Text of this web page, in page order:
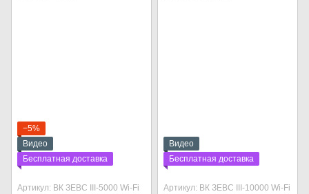
−5%
Видео
Бесплатная доставка
Артикул: ВК ЗЕВС ІІІ-5000 Wi-Fi
Видео
Бесплатная доставка
Артикул: ВК ЗЕВС ІІІ-10000 Wi-Fi